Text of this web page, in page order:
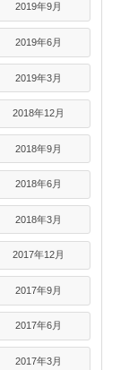
2019年9月
2019年6月
2019年3月
2018年12月
2018年9月
2018年6月
2018年3月
2017年12月
2017年9月
2017年6月
2017年3月